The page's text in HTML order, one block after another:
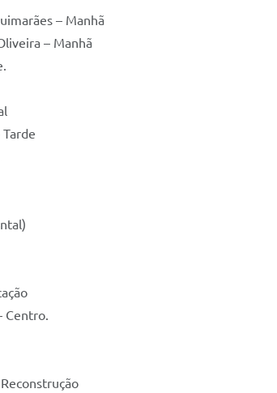
– Manhã
– Manhã
Centro.